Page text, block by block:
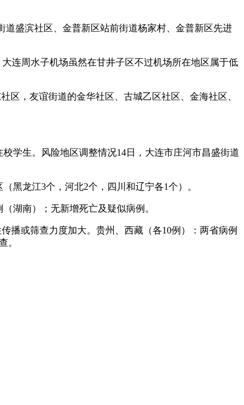
道盛滨社区、金普新区站前街道杨家村、金普新区先进
连周水子机场虽然在甘井子区不过机场所在地区属于低
区，友谊街道的金华社区、古城乙区社区、金海社区、
学生。风险地区调整情况14日，大连市庄河市昌盛街道
黑龙江3个，河北2个，四川和辽宁各1个）。
湖南）；无新增死亡及疑似病例。
播或筛查力度加大。贵州、西藏（各10例）：两省病例
。